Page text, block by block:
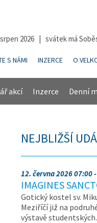
2026 | svátek má
S NÁMI INZERCE O
akcí Inzerce Denní
NEJBLIŽŠÍ
12. června 2026 07:00
IMAGINES
Gotický kostel sv.
Meziříčí již na
výstavě